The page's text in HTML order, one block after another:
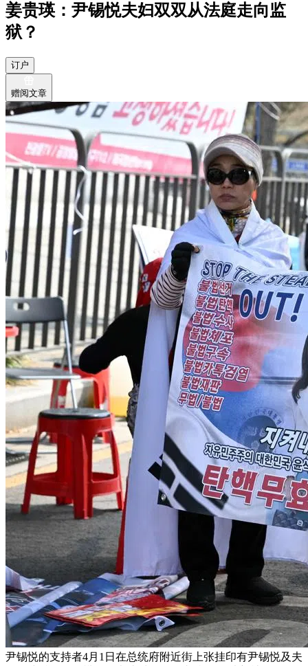
姜贵瑛：尹锡悦夫妇双双从法庭走向监
狱？
订户
赠阅文章
尹锡悦的支持者4月1日在总统府附近街上张挂印有尹锡悦及夫